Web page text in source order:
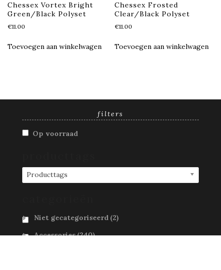
Chessex Vortex Bright
Green/Black Polyset
€11.00
Toevoegen aan winkelwagen
Chessex Frosted
Clear/Black Polyset
€11.00
Toevoegen aan winkelwagen
filters
Op voorraad
Producttags
Niet gecategoriseerd (2)
Accessories(240)